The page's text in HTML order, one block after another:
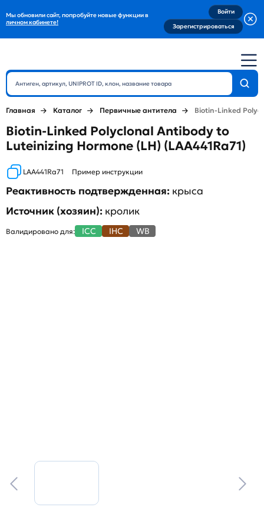
Мы обновили сайт, попробуйте новые функции в
личном кабинете!
Войти
Зарегистрироваться
Главная Каталог Первичные антитела Biotin-Linked
Biotin-Linked Polyclonal Antibody to
Luteinizing Hormone (LH) (LAA441Ra71)
LAA441Ra71 Пример инструкции
Реактивность подтвержденная: крыса
Источник (хозяин): кролик
Валидировано для: ICC IHC WB